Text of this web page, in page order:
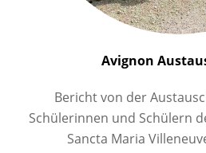
Avignon
Bericht von der
Schülerinnen und Schülern
Sancta Maria